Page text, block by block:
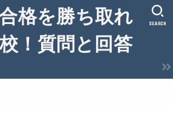
格を勝ち取れ
！質問と回答
SEARCH